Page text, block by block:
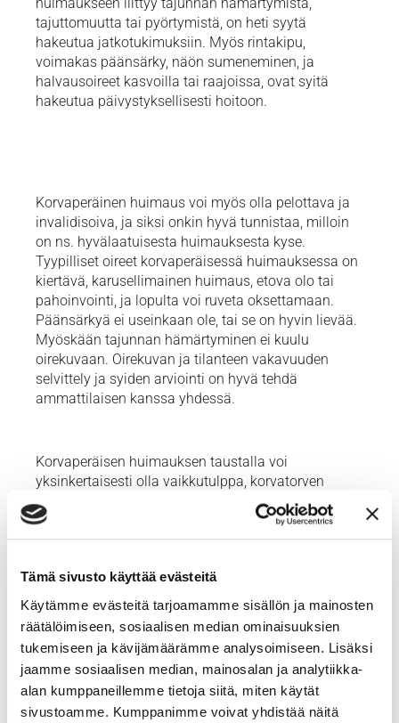
Tämä sivusto käyttää evästeitä
Käytämme evästeitä tarjoamamme sisällön ja mainosten
räätälöimiseen, sosiaalisen median ominaisuuksien
tukemiseen ja kävijämäärämme analysoimiseen. Lisäksi
jaamme sosiaalisen median, mainosalan ja analytiikka-
alan kumppaneillemme tietoja siitä, miten käytät
sivustoamme. Kumppanimme voivat yhdistää näitä
tajuttomuutta tai pyörtymistä, on heti syytä
hakeutua jatkotukimuksiin. Myös rintakipu,
voimakas päänsärky, näön sumeneminen, ja
halvausoireet kasvoilla tai raajoissa, ovat syitä
hakeutua päivystyksellisesti hoitoon.
Korvaperäinen huimaus voi myös olla pelottava ja
invalidisoiva, ja siksi onkin hyvä tunnistaa, milloin
on ns. hyvälaatuisesta huimauksesta kyse.
Tyypilliset oireet korvaperäisessä huimauksessa on
kiertävä, karusellimainen huimaus, etova olo tai
pahoinvointi, ja lopulta voi ruveta oksettamaan.
Päänsärkyä ei useinkaan ole, tai se on hyvin lievää.
Myöskään tajunnan hämärtyminen ei kuulu
oirekuvaan. Oirekuvan ja tilanteen vakavuuden
selvittely ja syiden arviointi on hyvä tehdä
ammattilaisen kanssa yhdessä.
Korvaperäisen huimauksen taustalla voi
yksinkertaisesti olla vaikkutulppa, korvatorven
tukkoisuus, korvatulehdukset, sekä myös krooninen
nuha tai poskiontelovaivat, hyvälaatuinen
asentohuimaus, tai harvinaisempina
Menièren tauti. Syiden selvittely ja hoito onnistuu
korvalääkärin kanssa, jolloin myös kuulontutkimus
kuuluu usein alkuvaiheen tutkimuksiin. Huimauksen
esiintyminen ja luonne sekä muut oireet,
taustatekijät ja aiempi sairaushistoria ovat
merkittävässä osassa selvittelyä, joten
etävastaanotto on erinomainen tapa aloittaa
tutkimukset.